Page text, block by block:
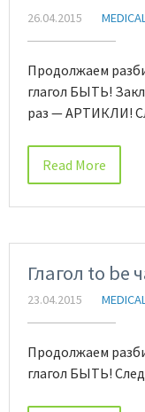
26.04.2015
Продолжаем
глагол БЫТЬ!
раз — АРТИКЛИ!
Read More
Глагол to be
23.04.2015
Продолжаем
глагол БЫТЬ!